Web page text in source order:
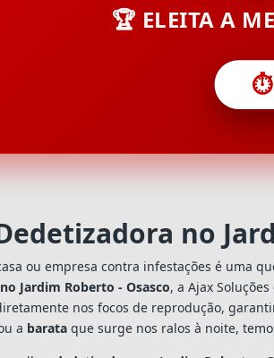
🏆 ELEITA A
⏱️
no
ou empresa contra infestações é uma
Jardim Roberto - Osasco, a Ajax
nos focos de reprodução,
a barata que surge nos ralos à noite,